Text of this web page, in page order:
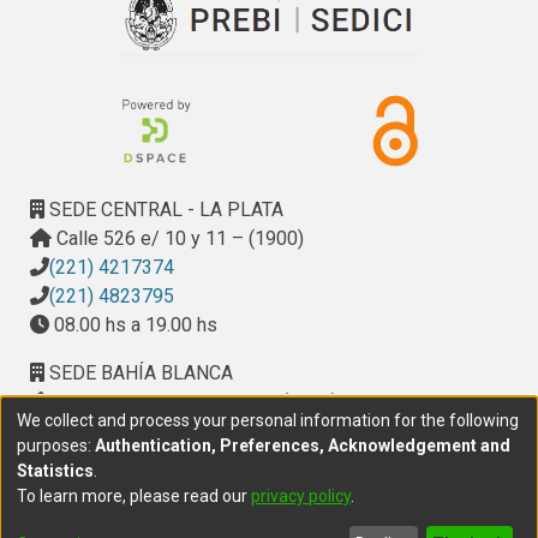
Inicialmente se caracterizó el ruido urbano del entorno del
fachadas, obteniéndose datos preliminares para proponer
trabajos de adecuación acústica.
Luego de realizadas las primeras reformas, se efectuaron
mediciones del ruido de fondo resultante en el interior, y
evaluaciones “in situ” del aislamiento acústico entre los
ambientes creados o existentes. A partir de este análisis,
se propusieron nuevas correcciones.
SEDE CENTRAL - LA PLATA
Calle 526 e/ 10 y 11 – (1900)
(221) 4217374
(221) 4823795
08.00 hs a 19.00 hs
SEDE BAHÍA BLANCA
Calle Ciudad de Cali 320 – (8000). Universidad
Provincial del Sudoeste (UPSO)
(291) 459 2550, interno 147
10.00 h a 14.00 h
We collect and process your personal information for the following
purposes: Authentication, Preferences, Acknowledgement and
Statistics
To learn more, please read ourprivacy policy.